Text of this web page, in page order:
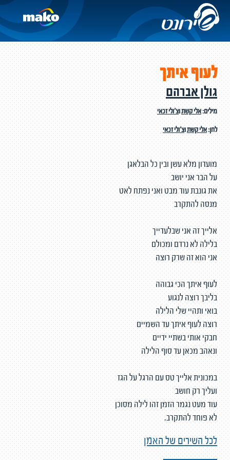
לעוף איתך
גולן אברהם
מילים:אלי קשתוצ'ולי זכאי
לחן:אלי קשתוצ'ולי זכאי
מועדון מלא עשן ובין כל הבלאגן
על הבר אני יושב
את גונבת עוד מבט ואני נפתח לאט
מנסה להתקרב
אלייך זה אני שבלעדייך
בלילה לא נרדם ומכולם
אני הוא זה שרק רוצה
לעוף איתך הכי גבוהה
בליבך רוצה לנגוע
בואי ותהיי שלי הלילה
רוצה לעוף איתך עד השמיים
חבקי אותי בשתיי ידיים
ונאהב מכאן עד סוף הלילה
במכונית אלייך טס עם הרגל על הגז
ועליך רק חושב
עוד מעט נגמר הזמן זהו לילה מסוכן
לא פוחד להתקרב.
לכל השירים של האמן